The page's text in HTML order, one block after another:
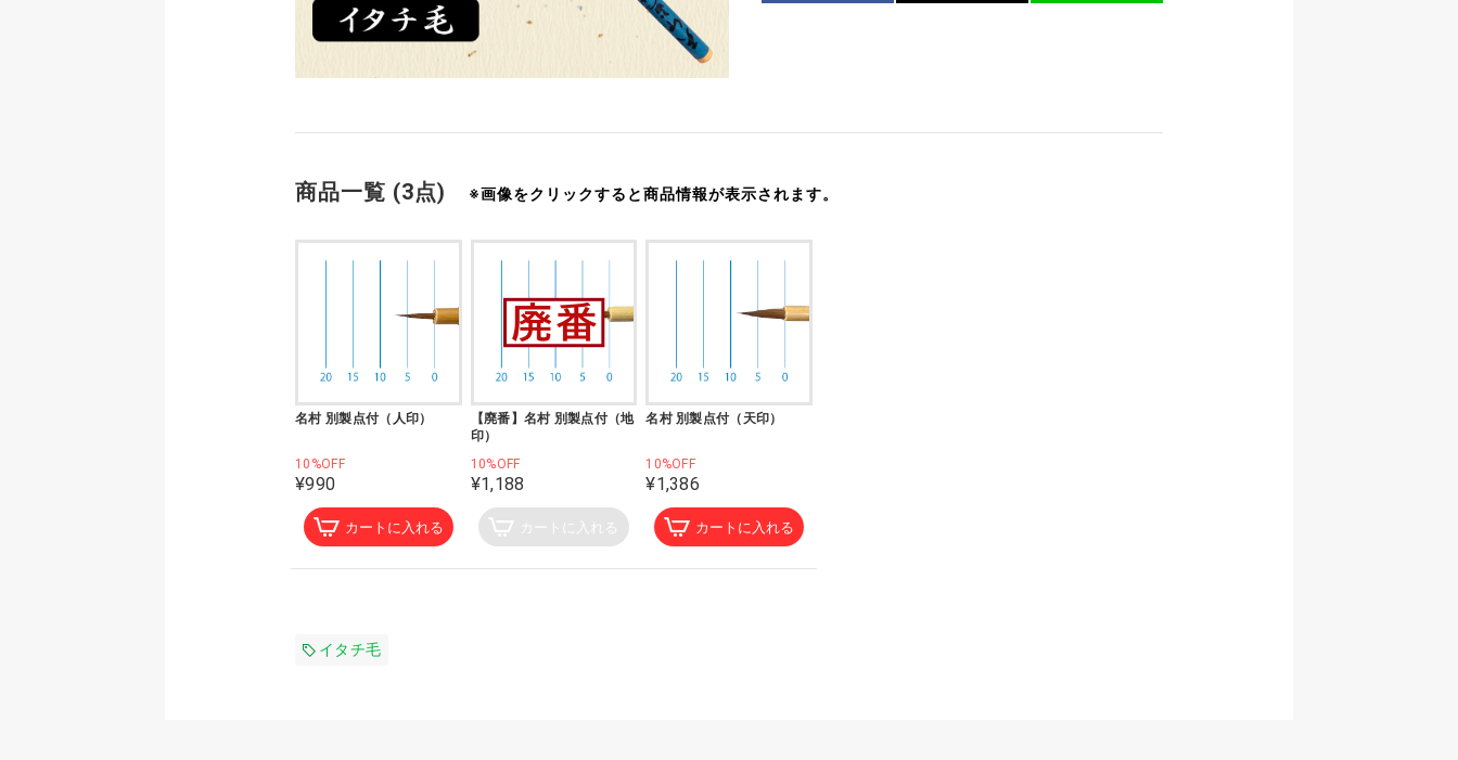
商品一覧 (3点) ※画像をクリックすると商品情報が表示されます。
名村 別製点付（人印）
10%OFF
¥990
カートに入れる
【廃番】名村 別製点付（地
印）
10%OFF
¥1,188
カートに入れる
名村 別製点付（天印）
10%OFF
¥1,386
カートに入れる
イタチ毛